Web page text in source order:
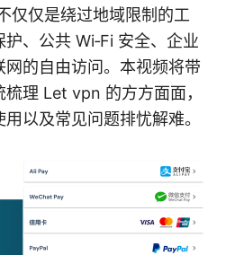
仅仅是绕过地域限制的工
、公共 Wi‑Fi 安全、企业
的自由访问。本视频将带
理 Let vpn 的方方面面，
以及常见问题排忧解难。